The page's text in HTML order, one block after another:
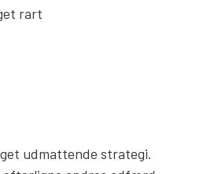
rart
udmattende strategi.